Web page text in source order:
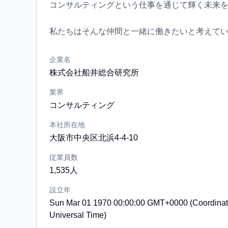
コンサルティングという仕事を通じて輝く未来を
企業名
株式会社船井総合研究所
業界
コンサルティング
本社所在地
大阪市中央区北浜4-4-10
従業員数
1,535人
設立年
Sun Mar 01 1970 00:00:00 GMT+0000
Universal Time)